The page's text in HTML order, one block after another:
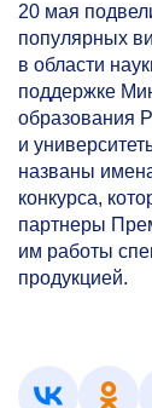
20 мая
популярных
в области
поддержке
образования
и
названы
конкурса,
партнеры
им работы
продукцией.